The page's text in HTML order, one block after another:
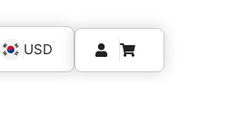
USD